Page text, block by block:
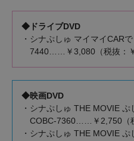
◆ドライブDVD
・シナぷしゅ マイマイCAR
7440……￥3,080（税抜：￥
◆映画DVD
・シナぷしゅ THE MOVIE
COBC-7360……￥2,750（
・シナぷしゅ THE MOVIE